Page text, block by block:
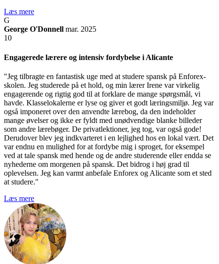
Læs mere
G
George O'Donnell mar. 2025
10
Engagerede lærere og intensiv fordybelse i Alicante
"Jeg tilbragte en fantastisk uge med at studere spansk på Enforex-
skolen. Jeg studerede på et hold, og min lærer Irene var virkelig
engagerende og rigtig god til at forklare de mange spørgsmål, vi
havde. Klasselokalerne er lyse og giver et godt læringsmiljø. Jeg var
også imponeret over den anvendte lærebog, da den indeholder
mange øvelser og ikke er fyldt med unødvendige blanke billeder
som andre lærebøger. De privatlektioner, jeg tog, var også gode!
Derudover blev jeg indkvarteret i en lejlighed hos en lokal vært. Det
var endnu en mulighed for at fordybe mig i sproget, for eksempel
ved at tale spansk med hende og de andre studerende eller endda se
nyhederne om morgenen på spansk. Det bidrog i høj grad til
oplevelsen. Jeg kan varmt anbefale Enforex og Alicante som et sted
at studere."
Læs mere